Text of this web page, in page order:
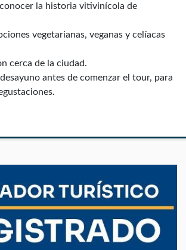
la historia vitivinícola de
vegetarianas, veganas y celíacas
cerca de la ciudad.
antes de comenzar el tour, para